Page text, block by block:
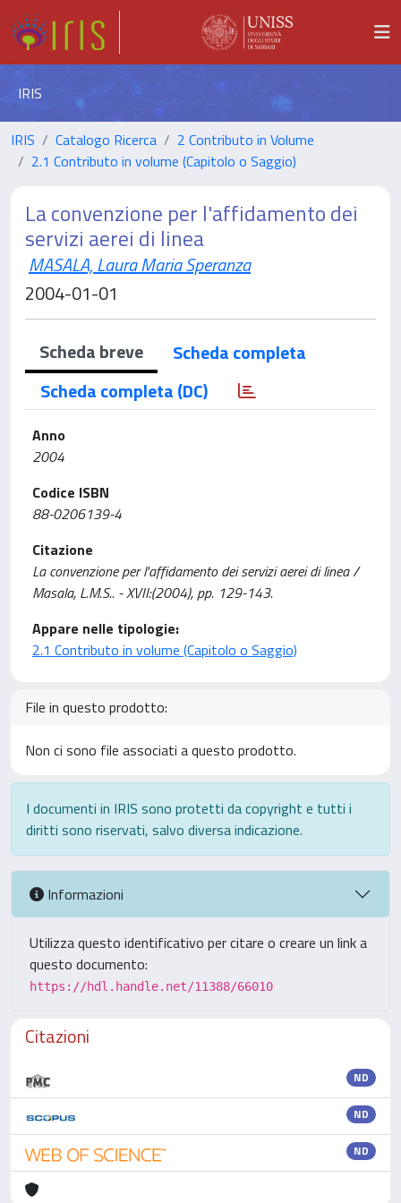
IRIS
IRIS Catalogo Ricerca
2 Contributo in Volume
2.1 Contributo in volume (Capitolo o Saggio)
La convenzione per l'affidamento dei
servizi aerei di linea
MASALA, Laura Maria Speranza
2004-01-01
Scheda breve
Scheda completa
Scheda completa (DC)
Anno
2004
Codice ISBN
88-0206139-4
Citazione
La convenzione per l'affidamento dei servizi aerei di linea /
Masala, L.M.S.. - XVII:(2004), pp. 129-143.
Appare nelle tipologie:
2.1 Contributo in volume (Capitolo o Saggio)
File in questo prodotto:
Non ci sono file associati a questo prodotto.
I documenti in IRIS sono protetti da copyright e tutti i
diritti sono riservati, salvo diversa indicazione.
Informazioni
Utilizza questo identificativo per citare o creare un link a
questo documento:
https://hdl.handle.net/11388/66010
Citazioni
ND
ND
ND